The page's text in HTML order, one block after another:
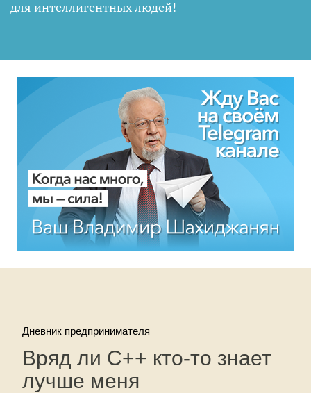
для интеллигентных людей!
Дневник предпринимателя
Вряд ли С++ кто-то знает
лучше меня